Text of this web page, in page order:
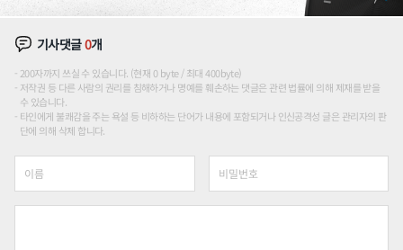
기사댓글0개
200자까지 쓰실 수 있습니다. (현재 0 byte / 최대 400byte)
저작권 등 다른 사람의 권리를 침해하거나 명예를 훼손하는 댓글은 관련 법률에 의해 제재를 받을
수 있습니다.
타인에게 불쾌감을 주는 욕설 등 비하하는 단어가 내용에 포함되거나 인신공격성 글은 관리자의 판
단에 의해 삭제 합니다.